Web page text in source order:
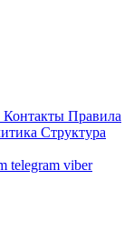
Контакты Правила
Структура
telegram viber